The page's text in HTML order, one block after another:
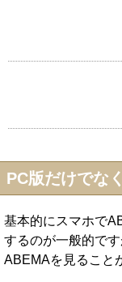
PC版だけでな
基本的にスマホで
するのが一般的で
ABEMAを見ること